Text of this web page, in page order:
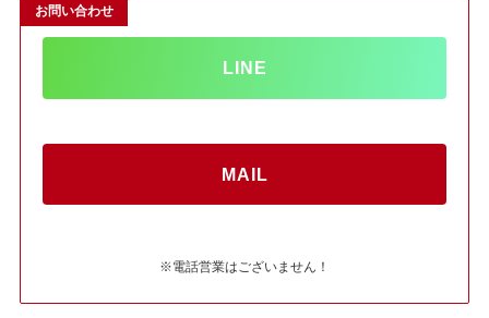
お問い合わせ
LINE
MAIL
※電話営業はございません！